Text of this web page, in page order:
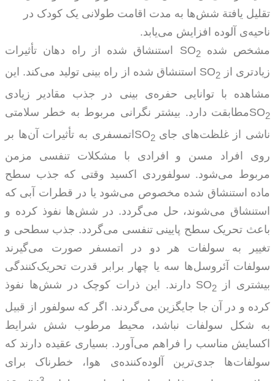
تقلیل یافتة شش‌ها به مدت اقامت طولانی یک کودک در
ناحیه‌ی آلوده افزایش می‌یابد.
مشخص شده SO2
استنشاق شده از راه دهان تأثیرات
زیادتری از
SO2
استنشاق شده از راه بینی تولید می‌کند. این
مشاهده با توانایی حفره‌ی بینی در جذب مقادیر زیادی
SO2
مطابقت دارد. بیشتر نگرانی مربوط به خطر سلامتی
ناشی از غلظت‌های جای SO2
اتمسفری به تأثیرات آن‌ها بر
روی افراد مسن و افرادی با مشکلات تنفسی مزمن
مربوط می‌شود. سولفوردی اکسید وقتی که جذب سطح
ماده استنشاق شده مخصوص می‌شود یا در قطرات آبی که
استنشاق می‌شوند، حل می‌گردد. در شش‌ها نفوذ کرده و
باعث تحریک سطح پایینی تنفسی می‌گردد. جذب سطحی و
تغییر به سولفات هر دو در اتمسفر صورت می‌گیرند
سولفات آئروسل‌ها سه یا چهار برابر قدرت تحریک‌کنندگی
بیشتری از
SO2
دارند. این ذرات کوچک در شش‌ها نفوذ
کرده و در آن جا جایگزین می‌گردند. اگر که سولفور از قبیل
به شکل سولفات نباشد، محیط مرطوب شش شرایط
اکسایش مناسب را فراهم می‌آورد. بسیاری عقیده دارند که
سولفات‌ها جدی‌ترین آلوده‌کننده‌ی هوا، خطرناک برای